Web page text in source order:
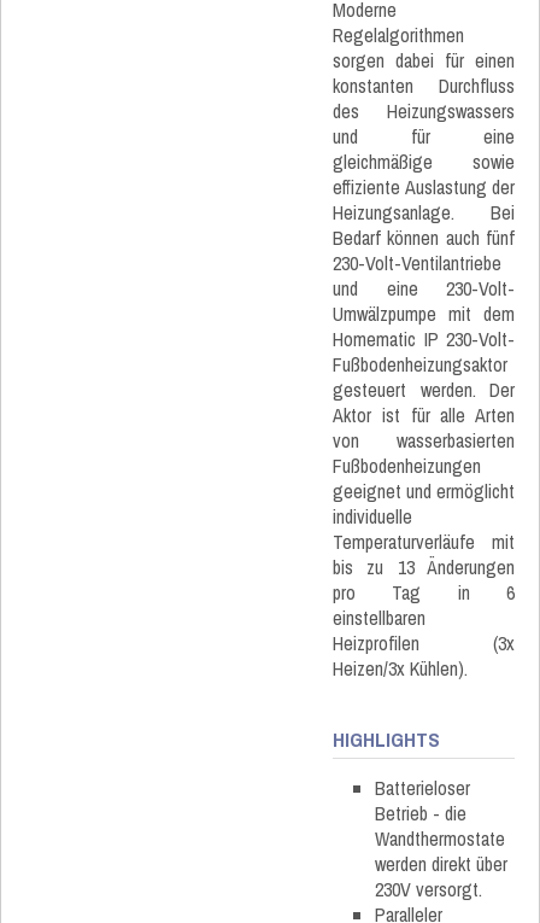
Moderne
Regelalgorithmen
sorgen dabei für einen
konstanten Durchfluss
des Heizungswassers
und für eine
gleichmäßige sowie
effiziente Auslastung der
Heizungsanlage. Bei
Bedarf können auch fünf
230-Volt-Ventilantriebe
und eine 230-Volt-
Umwälzpumpe mit dem
Homematic IP 230-Volt-
Fußbodenheizungsaktor
gesteuert werden. Der
Aktor ist für alle Arten
von wasserbasierten
Fußbodenheizungen
geeignet und ermöglicht
individuelle
Temperaturverläufe mit
bis zu 13 Änderungen
pro Tag in 6
einstellbaren
Heizprofilen (3x
Heizen/3x Kühlen).
HIGHLIGHTS
Batterieloser
Betrieb - die
Wandthermostate
werden direkt über
230V versorgt.
Paralleler